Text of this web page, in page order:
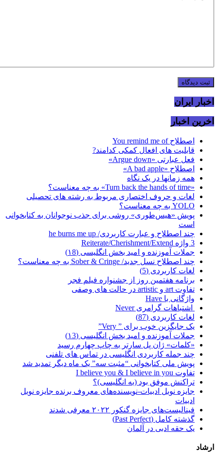
اخبار ایران
اخرین اخبار
اصطلاح You remind me of
قابلیت های افعال کمکی کدامند?
فعل عبارتی «Argue down»
اصطلاح «A bad apple»
همه زمانها در یک نگاه
«Turn back the hands of time» به چه معناست؟
لغات و حروف اختصاری مربوط به رشته های تحصیلی
YOLO به چه معناست؟
پویش «هیس‌طوری» روشی برای جذب نوجوانان به کتابخوانی
است
چند اصطلاح و عبارت کاربردی/ he burns me up
3 واژه Reiterate/Cherishment/Extend
جملات آموزنده و امید بخش انگلیسی (۱8)
چند اصطلاح نسل جدید/ Sober & Cringe به چه معناست؟
لغات کاربردی (5)
برنامه هفتمین روز از جشنواره فیلم فجر
تفاوت art و artistic در حالت های وصفی
واژگانی با Have
اشتباهات گرامری Never
لغات کاربردی (87)
یک جایگزین خوب برای ” Very”
جملات آموزنده و امید بخش انگلیسی (۱3)
«کلمات» ژان پل سارتر به چاپ چهارم رسید
چند جمله کاربردی انگلیسی در تماس های تلفنی
پویش ملی کتابخوانی “مثبت سه” یک ماه دیگر تمدید شد
تفاوت I believe you & I believe in you
تراکنش موفق بود (به انگلیسی)؟
جایزه نوبل ادبیات-نویسنده‌های معروف برنده جایزه نوبل
ادبیات
فینالیست‌های جایزه گنکور ۲۰۲۲ معرفی شدند
گذشته کامل (Past Perfect)
یک حقه ادبی در آلمان
ارشاد